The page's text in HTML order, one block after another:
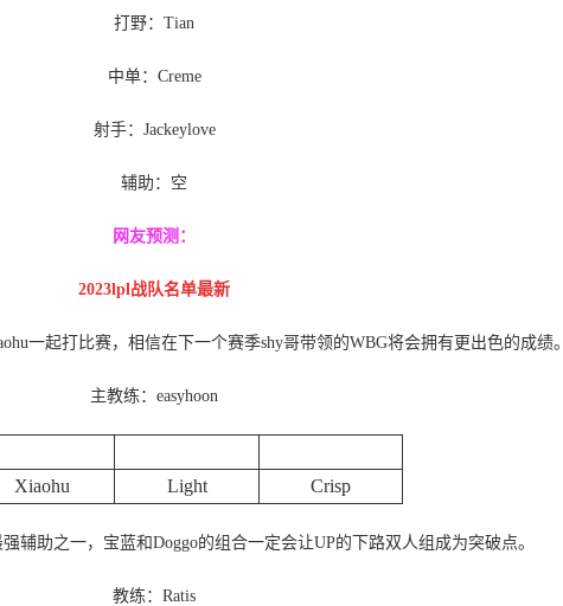
打野：Tian
中单：Creme
射手：Jackeylove
辅助：空
网友预测：
2023lpl战队名单最新
一起打比赛，相信在下一个赛季shy哥带领的WBG将会拥有更出色的成绩。
主教练：easyhoon
Xiaohu Light Crisp
辅助之一，宝蓝和Doggo的组合一定会让UP的下路双人组成为突破点。
教练：Ratis